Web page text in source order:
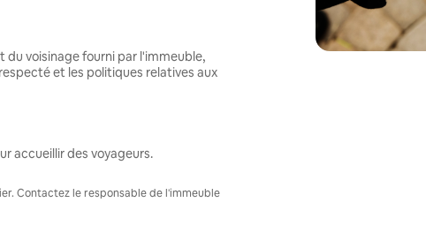
voisinage fourni par l'immeuble,
et les politiques relatives aux
accueillir des voyageurs.
Contactez le responsable de l'immeuble